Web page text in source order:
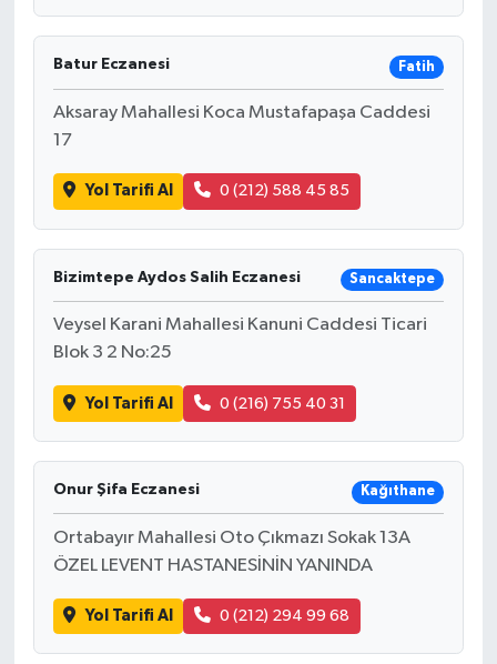
Batur Eczanesi Fatih
Aksaray Mahallesi Koca Mustafapaşa Caddesi
17
Yol Tarifi Al 0 (212) 588 45 85
Bizimtepe Aydos Salih Eczanesi Sancaktepe
Veysel Karani Mahallesi Kanuni Caddesi Ticari
Blok 3 2 No:25
Yol Tarifi Al 0 (216) 755 40 31
Onur Şifa Eczanesi Kağıthane
Ortabayır Mahallesi Oto Çıkmazı Sokak 13A
ÖZEL LEVENT HASTANESİNİN YANINDA
Yol Tarifi Al 0 (212) 294 99 68